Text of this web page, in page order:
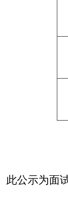
此公示为面